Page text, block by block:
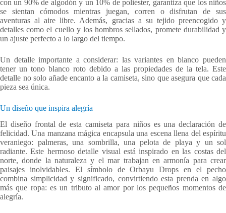
con un 90% de algodón y un 10% de poliéster, garantiza que los niños
se sientan cómodos mientras juegan, corren o disfrutan de sus
aventuras al aire libre. Además, gracias a su tejido preencogido y
detalles como el cuello y los hombros sellados, promete durabilidad y
un ajuste perfecto a lo largo del tiempo.
Un detalle importante a considerar: las variantes en blanco pueden
tener un tono blanco roto debido a las propiedades de la tela. Este
detalle no solo añade encanto a la camiseta, sino que asegura que cada
pieza sea única.
Un diseño que inspira alegría
El diseño frontal de esta camiseta para niños es una declaración de
felicidad. Una manzana mágica encapsula una escena llena del espíritu
veraniego: palmeras, una sombrilla, una pelota de playa y un sol
radiante. Este hermoso detalle visual está inspirado en las costas del
norte, donde la naturaleza y el mar trabajan en armonía para crear
paisajes inolvidables. El símbolo de Orbayu Drops en el pecho
combina simplicidad y significado, convirtiendo esta prenda en algo
más que ropa: es un tributo al amor por los pequeños momentos de
alegría.